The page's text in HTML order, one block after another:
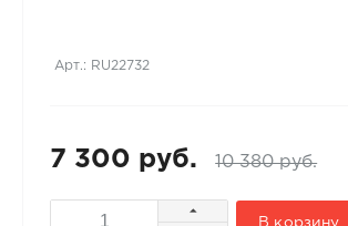
Арт.: RU22732
7 300 руб. 10 380 руб.
В корзину